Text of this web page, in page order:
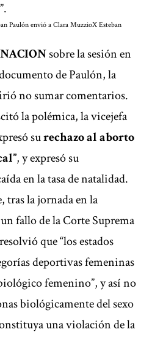
Paulón envió a Clara MuzzioX Esteban
sobre la sesión en
de Paulón, la
no sumar comentarios.
la polémica, la vicejefa
surechazo al aborto
, y expresó su
en la tasa de natalidad.
tras la jornada en la
fallo de la Corte Suprema
que “los estados
deportivas femeninas
femenino”, y así no
biológicamente del sexo
una violación de la